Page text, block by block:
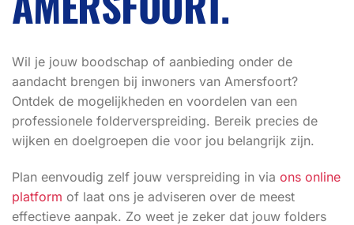
Wil je jouw boodschap of aanbieding onder de
aandacht brengen bij inwoners van Amersfoort?
Ontdek de mogelijkheden en voordelen van een
professionele folderverspreiding. Bereik precies de
wijken en doelgroepen die voor jou belangrijk zijn.
Plan eenvoudig zelf jouw verspreiding in via ons online
platform of laat ons je adviseren over de meest
effectieve aanpak. Zo weet je zeker dat jouw folders